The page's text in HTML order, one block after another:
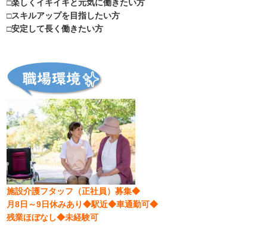
□楽しくイキイキと元気に働きたい方
□スキルアップを目指したい方
□安定して長く働きたい方
施設介護フタッフ（正社員）募集◆
月8日～9日休みあり◆駅近◆車通勤可◆
残業ほぼなし◆未経験可